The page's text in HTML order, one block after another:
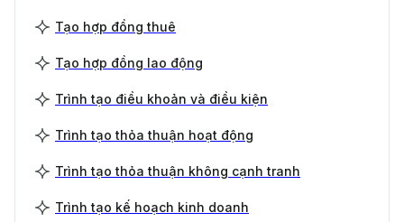
Tạo hợp đồng thuê
Tạo hợp đồng lao động
Trình tạo điều khoản và điều kiện
Trình tạo thỏa thuận hoạt động
Trình tạo thỏa thuận không cạnh tranh
Trình tạo kế hoạch kinh doanh